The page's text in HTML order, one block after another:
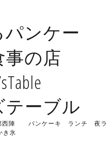
ンケー
事の店
ーブル
都西陣 パンケーキ ランチ 夜ラ
氷